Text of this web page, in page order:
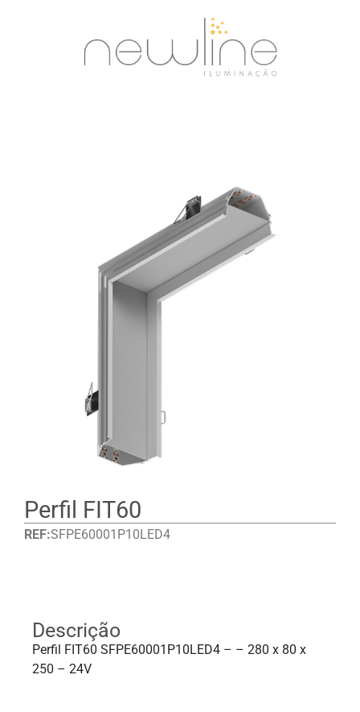
Perfil FIT60
REF:SFPE60001P10LED4
Descrição
Perfil FIT60 SFPE60001P10LED4 – – 280 x 80 x
250 – 24V